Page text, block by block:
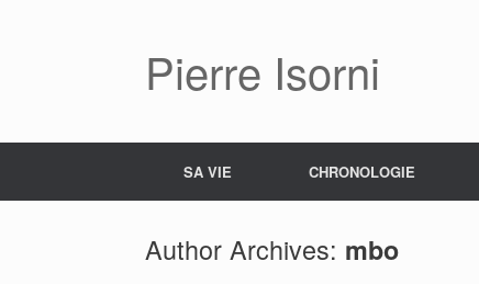
Pierre Isorni
SA VIE CHRONOLOGIE
Author Archives: mbo